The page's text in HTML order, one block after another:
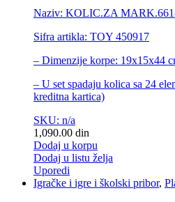
Naziv: KOLIC.ZA
Sifra artikla: TOY 450917
– Dimenzije korpe: 19x15x44
– U set spadaju kolica sa 24
kreditna kartica)
SKU: n/a
1,090.00 din
Dodaj u korpu
Dodaj u listu želja
Uporedi
Igračke i igre i školski pribor,